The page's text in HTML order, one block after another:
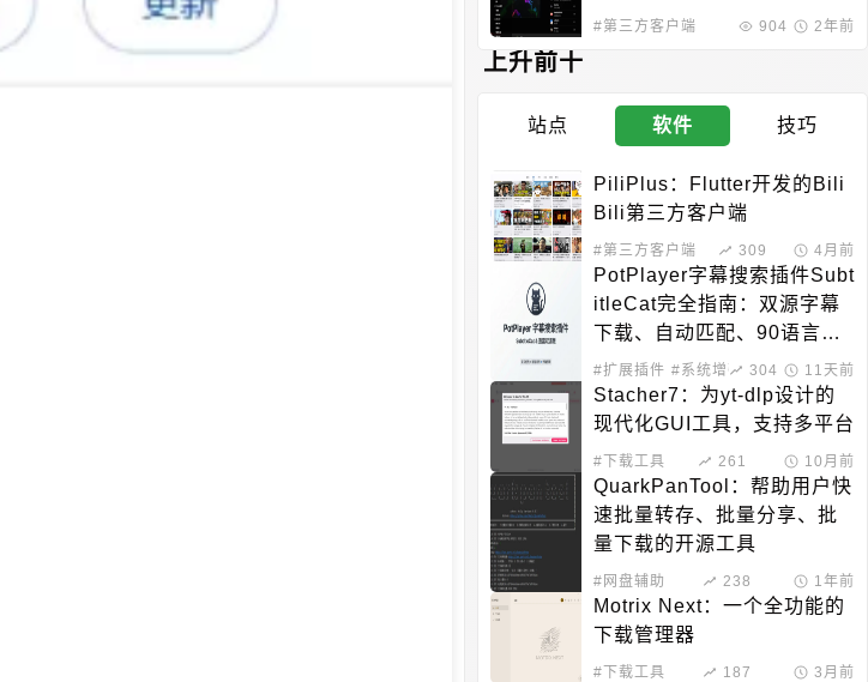
#第三方客户端 904 2年前
上升前十
站点 软件 技巧
PiliPlus：Flutter开发的Bili
Bili第三方客户端
#第三方客户端 309 4月前
PotPlayer字幕搜索插件Subt
itleCat完全指南：双源字幕
下载、自动匹配、90语言支
持
#扩展插件 #系统增强 304 11天前
Stacher7：为yt-dlp设计的
现代化GUI工具，支持多平台
#下载工具 261 10月前
QuarkPanTool：帮助用户快
速批量转存、批量分享、批
量下载的开源工具
#网盘辅助 238 1年前
Motrix Next：一个全功能的
下载管理器
#下载工具 187 3月前